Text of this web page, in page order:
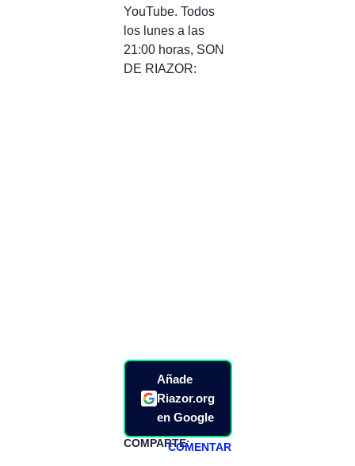
YouTube. Todos
los lunes a las
21:00 horas, SON
DE RIAZOR:
Añade
Riazor.org
en Google
COMPARTE:COMENTAR